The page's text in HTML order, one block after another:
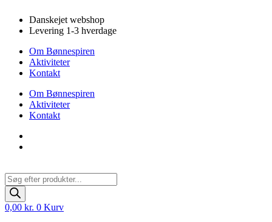
indhold
Danskejet webshop
Levering 1-3 hverdage
Om Bønnespiren
Aktiviteter
Kontakt
Om Bønnespiren
Aktiviteter
Kontakt
Products
search
0,00 kr. 0 Kurv